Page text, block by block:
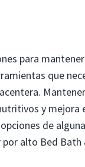
para
que
y mejora
de
por alto Bed Bath